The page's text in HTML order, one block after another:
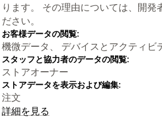
ります。 その理由については、開発
ださい。
お客様データの閲覧:
機微データ、 デバイスとアクティビ
スタッフと協力者のデータの閲覧:
ストアオーナー
ストアデータを表示および編集:
注文
詳細を見る